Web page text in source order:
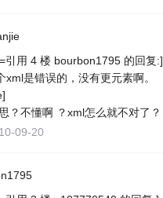
引用 4 楼 bourbon1795 的回复:]
xml是错误的，没有更元素啊。
？不懂啊 ？xml怎么就不对了？
09-20